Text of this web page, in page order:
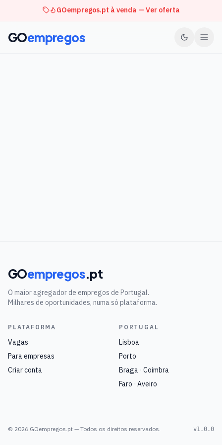
GOempregos.pt à venda — Ver oferta
GOempregos
GOempregos.pt
O maior agregador de empregos de Portugal.
Milhares de oportunidades, numa só plataforma.
PLATAFORMA
Vagas
Para empresas
Criar conta
PORTUGAL
Lisboa
Porto
Braga · Coimbra
Faro · Aveiro
© 2026 GOempregos.pt — Todos os direitos reservados. v1.0.0